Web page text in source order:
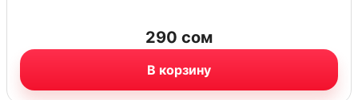
290 сом
В корзину